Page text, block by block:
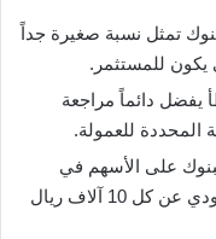
تمثل نسبة صغيرة جداً
يكون للمستثمر.
دائماً مراجعة
المحددة للعمولة.
على الأسهم في
إلى 15.5 ريال سعودي عن كل 10 آلاف ريال